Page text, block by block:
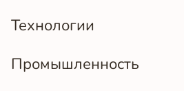
Технологии
Промышленность